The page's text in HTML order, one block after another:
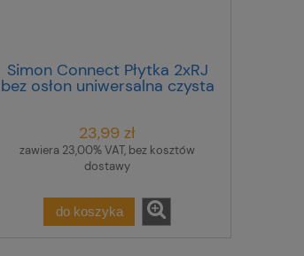
Simon Connect Płytka 2xRJ
bez osłon uniwersalna czysta
23,99 zł
zawiera 23,00% VAT, bez kosztów
dostawy
do koszyka